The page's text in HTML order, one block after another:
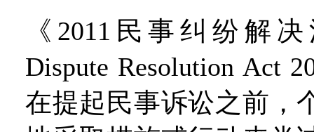
《2011民事纠纷解
Dispute Resolution Act
在提起民事诉讼之前，